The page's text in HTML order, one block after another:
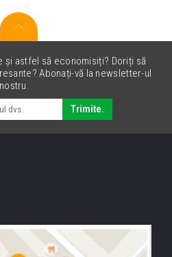
astfel să economisiți? Doriți să
Abonați-vă la newsletter-ul
nostru.
Trimite.